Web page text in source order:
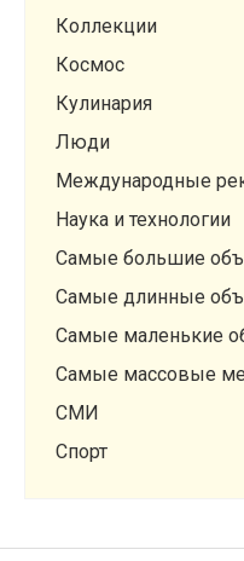
Коллекции
Космос
Кулинария
Люди
Международные
Наука и технологии
Самые большие
Самые длинные
Самые маленькие
Самые массовые
СМИ
Спорт